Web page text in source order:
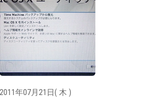
2011年07月21日( 木 )